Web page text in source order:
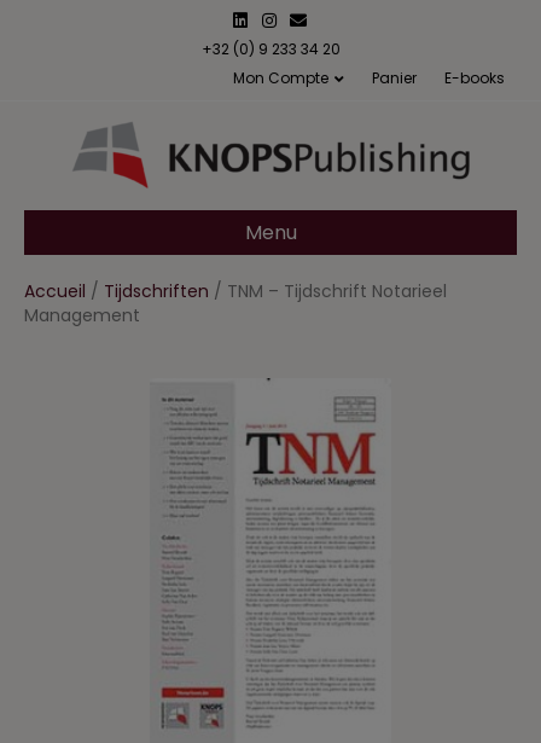
n
n
s
a
m
m
a
l
+32 (0) 9 233 34 20
Mon Compte
Panier E-books
Menu
Accueil / Tijdschriften / TNM – Tijdschrift Notarieel
Management